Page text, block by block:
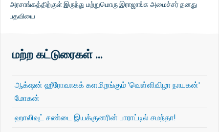
அரசாங்கத்திற்குள் இருந்து மற்றுமொரு இராஜாங்க அமைச்சர் தனது
பதவியை
மற்ற கட்டுரைகள் …
ஆக்‌ஷன் ஹீரோவாகக் களமிறங்கும் 'வெள்ளிவிழா நாயகன்'
மோகன்
ஹாலிவுட் சண்டை இயக்குனரின் பாராட்டில் சமந்தா!